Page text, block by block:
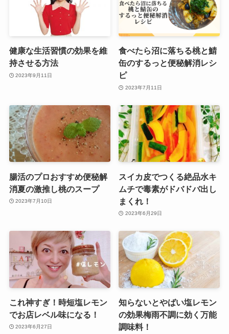
健康な生活習慣の効果を維
持させる方法
2023年9月11日
食べたら沼に落ちる桃と鯖
缶のするっと便秘解消レシ
ピ
2023年7月11日
腸活のプロおすすめ便秘解
消夏の激推し桃のスープ
2023年7月10日
スイカ皮でつくる絶品水キ
ムチで毒素がドバドバ出し
まくれ！
2023年6月29日
これ神すぎ！時短塩レモン
でお店レベル味になる！
2023年6月27日
知らないとやばい塩レモン
の効果梅雨不調に効く万能
調味料！